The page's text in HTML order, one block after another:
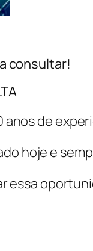
consultar!
anos de
hoje e
essa